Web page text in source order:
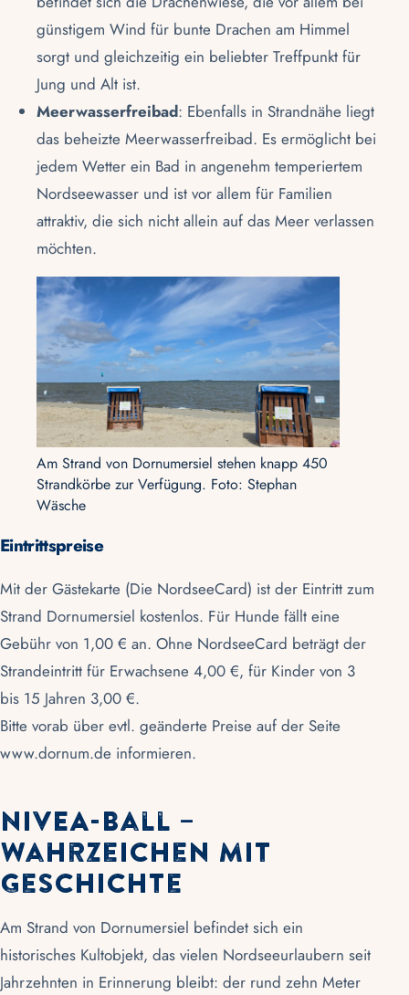
günstigem Wind für bunte Drachen am Himmel
sorgt und gleichzeitig ein beliebter Treffpunkt für
Jung und Alt ist.
Meerwasserfreibad: Ebenfalls in Strandnähe liegt
das beheizte Meerwasserfreibad. Es ermöglicht bei
jedem Wetter ein Bad in angenehm temperiertem
Nordseewasser und ist vor allem für Familien
attraktiv, die sich nicht allein auf das Meer verlassen
möchten.
Am Strand von Dornumersiel stehen knapp 450
Strandkörbe zur Verfügung. Foto: Stephan
Wäsche
Eintrittspreise
Mit der Gästekarte (Die NordseeCard) ist der Eintritt zum
Strand Dornumersiel kostenlos. Für Hunde fällt eine
Gebühr von 1,00 € an. Ohne NordseeCard beträgt der
Strandeintritt für Erwachsene 4,00 €, für Kinder von 3
bis 15 Jahren 3,00 €.
Bitte vorab über evtl. geänderte Preise auf der Seite
www.dornum.de informieren.
NIVEA-Ball –
Wahrzeichen mit
Geschichte
Am Strand von Dornumersiel befindet sich ein
historisches Kultobjekt, das vielen Nordseeurlaubern seit
Jahrzehnten in Erinnerung bleibt: der rund zehn Meter